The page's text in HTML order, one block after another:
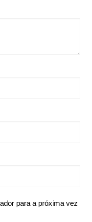
para a próxima vez